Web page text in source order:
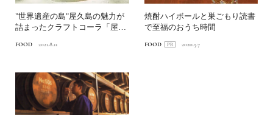
"世界遺産の島"屋久島の魅力が
詰まったクラフトコーラ「屋久
FOOD 2021.8.11
焼酎ハイボールと巣ごもり読書
で至福のおうち時間
FOOD 2020.5.7